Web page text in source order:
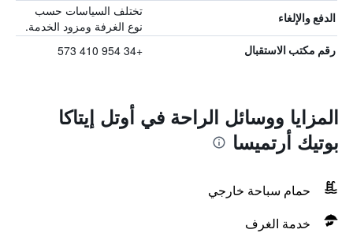
الدفع والإلغاء
تختلف السياسات حسب
نوع الغرفة ومزود الخدمة.
رقم مكتب الاستقبال +34 954 410 573
المزايا ووسائل الراحة في أوتل إيتاكا
بوتيك أرتميسا
حمام سباحة خارجي
خدمة الغرف